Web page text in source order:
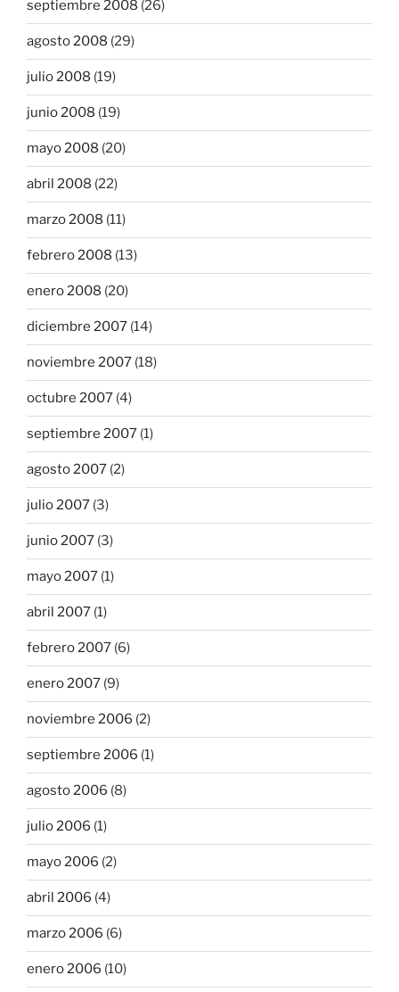
septiembre 2008 (26)
agosto 2008 (29)
julio 2008 (19)
junio 2008 (19)
mayo 2008 (20)
abril 2008 (22)
marzo 2008 (11)
febrero 2008 (13)
enero 2008 (20)
diciembre 2007 (14)
noviembre 2007 (18)
octubre 2007 (4)
septiembre 2007 (1)
agosto 2007 (2)
julio 2007 (3)
junio 2007 (3)
mayo 2007 (1)
abril 2007 (1)
febrero 2007 (6)
enero 2007 (9)
noviembre 2006 (2)
septiembre 2006 (1)
agosto 2006 (8)
julio 2006 (1)
mayo 2006 (2)
abril 2006 (4)
marzo 2006 (6)
enero 2006 (10)